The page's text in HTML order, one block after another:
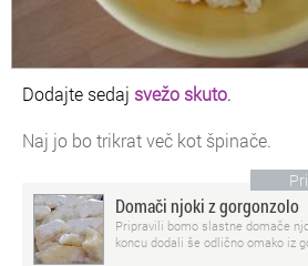
Dodajte sedaj svežo skuto.
Naj jo bo trikrat več kot špinače.
Domači njoki z gorgonzolo
Pripravili bomo slastne domače
koncu dodali še odlično omako iz